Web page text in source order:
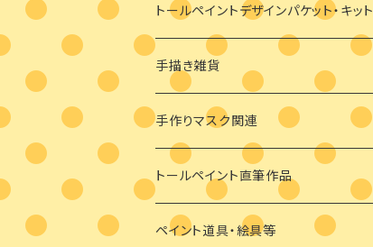
バッグチャーム
耳飾り
ペンダント
その他
トールペイントデザインパケット・キット
素材付きキット
ビギナーさま向け
デザインパケット
ビギナーさま向け
干支の羽子板
素材のみ
手描き雑貨
メガネケース
その他
手作りマスク関連
手描き絵付けマスク
手作り布マスク
トールペイント直筆作品
ペイント道具・絵具等